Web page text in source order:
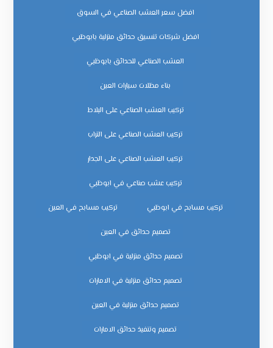
افضل سعر العشب الصناعي في السوق
افضل شركات تنسيق حدائق منزلية بابوظبي
العشب الصناعي للحدائق بابوظبي
بناء مظلات سيارات العين
تركيب العشب الصناعي على البلاط
تركيب العشب الصناعي على التراب
تركيب العشب الصناعي على الجدار
تركيب عشب صناعي في ابوظبي
تركيب مسابح في ابوظبي تركيب مسابح في العين
تصميم حدائق في العين
تصميم حدائق منزلية في ابوظبي
تصميم حدائق منزلية في الامارات
تصميم حدائق منزلية في العين
تصميم وتنفيذ حدائق الامارات